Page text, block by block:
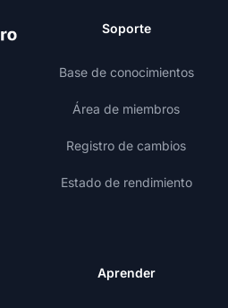
Soporte
Base de conocimientos
Área de miembros
Registro de cambios
Estado de rendimiento
Aprender